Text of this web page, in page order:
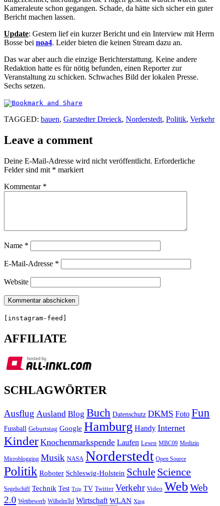
Kameraleute schon gegangen. Schade, da hätte sich sicher ein guter
Bericht machen lassen.
Update: Gestern lief ein kurzer Bericht und ein Interview mit Herrn
Bosse bei noa4. Leider bieten die keinen Stream dazu an.
Das war aber auch die einzige Berichterstattung. Keine andere
Redaktion hatte es für nötig befunden, einen Reporter zur
Veranstaltung zu schicken. Schwaches Bild der lokalen Presse.
Sechs setzen.
TAGGED: bauen, Garstedter Dreieck, Norderstedt, Politik, Verkehr
Leave a comment
Deine E-Mail-Adresse wird nicht veröffentlicht. Erforderliche
Felder sind mit * markiert
Kommentar *
Name *
E-Mail-Adresse *
Website
[instagram-feed]
AFFILIATE
SCHLAGWÖRTER
Ausflug Ausland Blog Buch Datenschutz DKMS Foto Fun
Fussball Geburtstag Google Hamburg Handy Internet
Kinder Knochenmarkspende Laufen Lesen MBC09 Medizin
Microblogging Musik NASA Norderstedt Open Source
Politik Roboter Schleswig-Holstein Schule Science
Segelschiff Technik Test Trip TV Twitter Verkehr Video Web Web
2.0 Wettbewerb WilhelmTel Wirtschaft WLAN Xing